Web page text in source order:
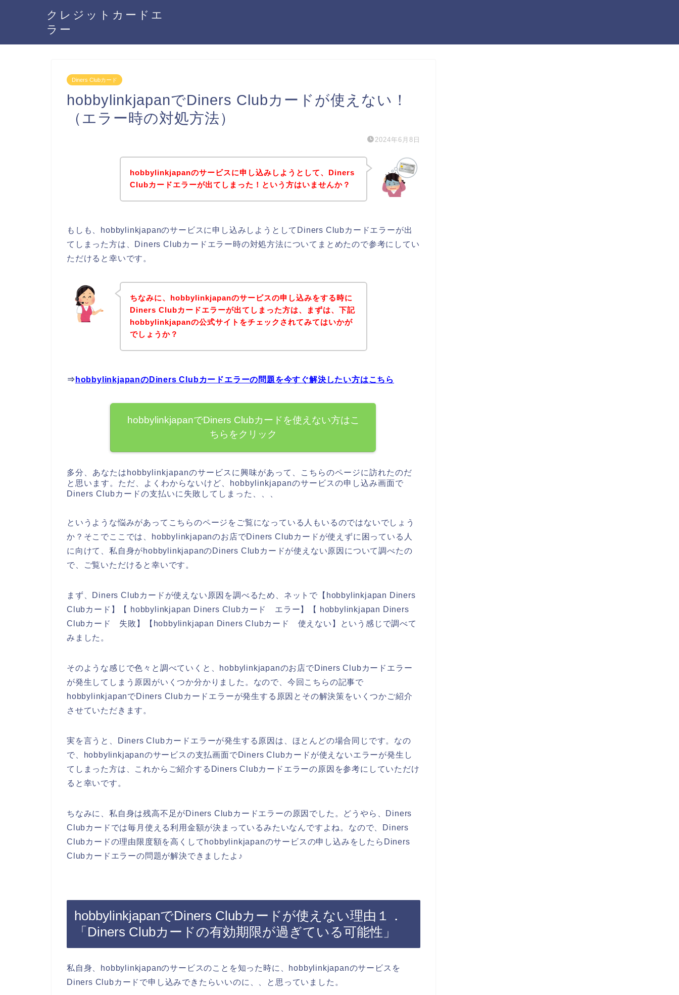
クレジットカードエ
ラー
Diners Clubカード
hobbylinkjapanでDiners Clubカードが使えない！
（エラー時の対処方法）
2024年6月8日
hobbylinkjapanのサービスに申し込みしようとして、Diners
Clubカードエラーが出てしまった！という方はいませんか？
もしも、hobbylinkjapanのサービスに申し込みしようとしてDiners Clubカードエラーが出
てしまった方は、Diners Clubカードエラー時の対処方法についてまとめたので参考にしてい
ただけると幸いです。
ちなみに、hobbylinkjapanのサービスの申し込みをする時に
Diners Clubカードエラーが出てしまった方は、まずは、下記
hobbylinkjapanの公式サイトをチェックされてみてはいかが
でしょうか？
⇒ hobbylinkjapanのDiners Clubカードエラーの問題を今すぐ解決したい方はこちら
hobbylinkjapanでDiners Clubカードを使えない方はこ
ちらをクリック
多分、あなたはhobbylinkjapanのサービスに興味があって、こちらのページに訪れたのだ
と思います。ただ、よくわからないけど、hobbylinkjapanのサービスの申し込み画面で
Diners Clubカードの支払いに失敗してしまった、、、
というような悩みがあってこちらのページをご覧になっている人もいるのではないでしょう
か？そこでここでは、hobbylinkjapanのお店でDiners Clubカードが使えずに困っている人
に向けて、私自身がhobbylinkjapanのDiners Clubカードが使えない原因について調べたの
で、ご覧いただけると幸いです。
まず、Diners Clubカードが使えない原因を調べるため、ネットで【hobbylinkjapan Diners
Clubカード】【 hobbylinkjapan Diners Clubカード エラー】【 hobbylinkjapan Diners
Clubカード 失敗】【hobbylinkjapan Diners Clubカード 使えない】という感じで調べて
みました。
そのような感じで色々と調べていくと、hobbylinkjapanのお店でDiners Clubカードエラー
が発生してしまう原因がいくつか分かりました。なので、今回こちらの記事で
hobbylinkjapanでDiners Clubカードエラーが発生する原因とその解決策をいくつかご紹介
させていただきます。
実を言うと、Diners Clubカードエラーが発生する原因は、ほとんどの場合同じです。なの
で、hobbylinkjapanのサービスの支払画面でDiners Clubカードが使えないエラーが発生し
てしまった方は、これからご紹介するDiners Clubカードエラーの原因を参考にしていただけ
ると幸いです。
ちなみに、私自身は残高不足がDiners Clubカードエラーの原因でした。どうやら、Diners
Clubカードでは毎月使える利用金額が決まっているみたいなんですよね。なので、Diners
Clubカードの理由限度額を高くしてhobbylinkjapanのサービスの申し込みをしたらDiners
Clubカードエラーの問題が解決できましたよ♪
hobbylinkjapanでDiners Clubカードが使えない理由１．
「Diners Clubカードの有効期限が過ぎている可能性」
私自身、hobbylinkjapanのサービスのことを知った時に、hobbylinkjapanのサービスを
Diners Clubカードで申し込みできたらいいのに、、と思っていました。